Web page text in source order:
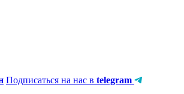
Подписаться на нас в telegram